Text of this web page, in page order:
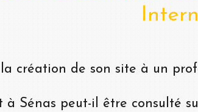
création de son site à un
Sénas peut-il être consulté